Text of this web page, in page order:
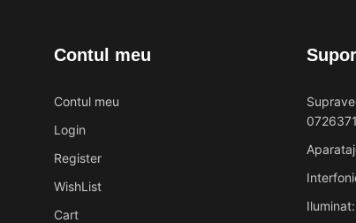
Contul meu
Contul meu
Login
Register
WishList
Cart